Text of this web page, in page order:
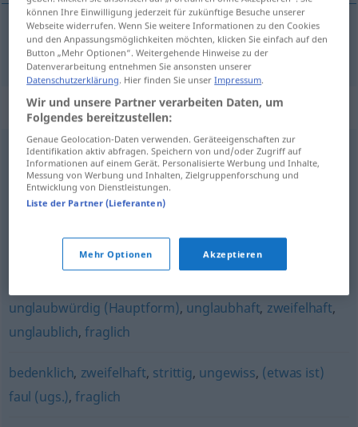
сомнительный, -ен, -ьна fragwürdig
Synonyme für "fragwürdig"
unangenehm,unschön,zweifelhaft,anrüchig
abwegig,unsachlich,unbegründet
unmoralisch,verwerflich,unsittlich,skrupellos (geh.)
amoralisch (geh.),anrüchig ,sittenlos,sündhaft (religiös)
unglaubwürdig (Hauptform), unglaubhaft, zweifelhaft,
unglaublich,fraglich
bedenklich, zweifelhaft, strittig, ungewiss, (etwas ist)
faul (ugs.),fraglich
können Ihre Einwilligung jederzeit für zukünftige Besuche unserer
Webseite widerrufen. Wenn Sie weitere Informationen zu den Cookies
und den Anpassungsmöglichkeiten möchten, klicken Sie einfach auf den
Button „Mehr Optionen“. Weitergehende Hinweise zu der
Datenverarbeitung entnehmen Sie ansonsten unserer
Datenschutzerklärung. Hier finden Sie unserImpressum.
Wir und unsere Partner verarbeiten Daten, um
Folgendes bereitzustellen:
Genaue Geolocation-Daten verwenden. Geräteeigenschaften zur
Identifikation aktiv abfragen. Speichern von und/oder Zugriff auf
Informationen auf einem Gerät. Personalisierte Werbung und Inhalte,
Messung von Werbung und Inhalten, Zielgruppenforschung und
Entwicklung von Dienstleistungen.
Liste der Partner (Lieferanten)
Mehr Optionen Akzeptieren